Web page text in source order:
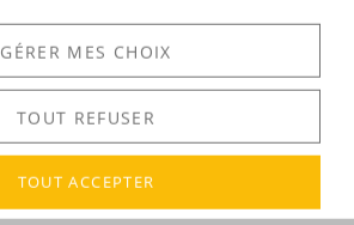
GÉRER MES CHOIX
TOUT REFUSER
TOUT ACCEPTER